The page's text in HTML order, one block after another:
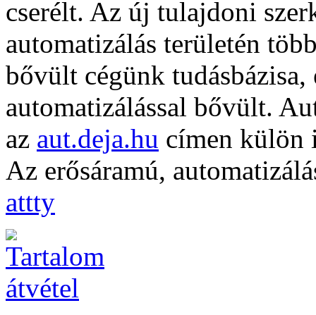
cserélt. Az új tulajdoni
automatizálás területén
bővült cégünk
automatizálással bővült.
az aut.deja.hu címen külön
Az erősáramú,
attty